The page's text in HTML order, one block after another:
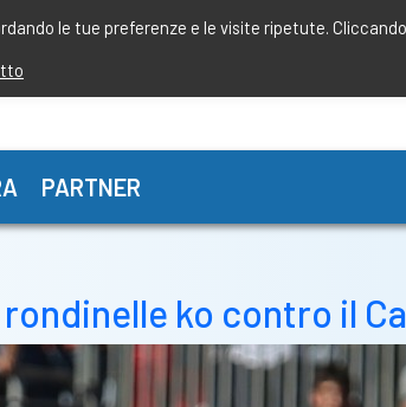
PARTNER
ko contro il
le tue preferenze e le visite ripetute.